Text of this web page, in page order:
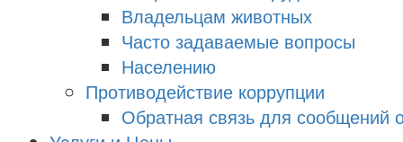
Владельцам животных
Часто задаваемые вопросы
Населению
Противодействие коррупции
Обратная связь для сообщений